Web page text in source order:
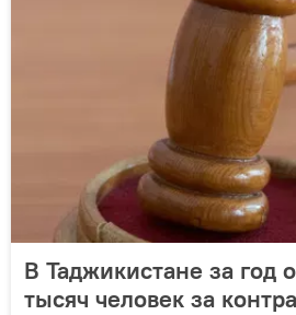
В Таджикистане за год
тысяч человек за